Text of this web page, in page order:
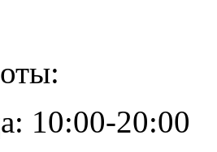
10:00-20:00